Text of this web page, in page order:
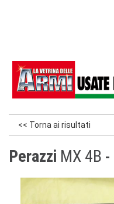
<< Torna ai risultati
Perazzi MX 4B